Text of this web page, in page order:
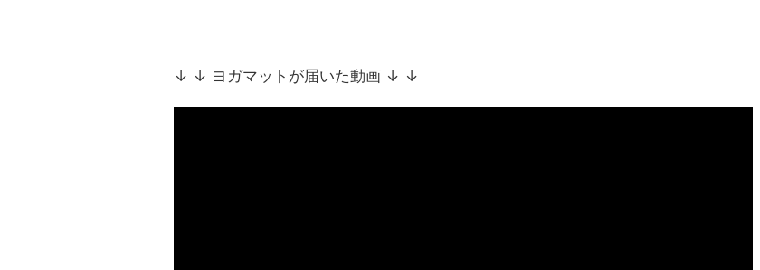
↓ ↓ ヨガマットが届いた動画 ↓ ↓